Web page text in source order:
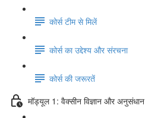
कोर्स टीम से मिलें
कोर्स का उद्देश्य और संरचना
कोर्स की जरूरतें
मॉड्यूल 1: वैक्सीन विज्ञान और अनुसंधान